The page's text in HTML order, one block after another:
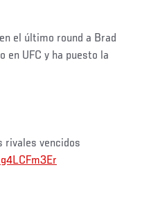
el último round a Brad
en UFC y ha puesto la
rivales vencidos